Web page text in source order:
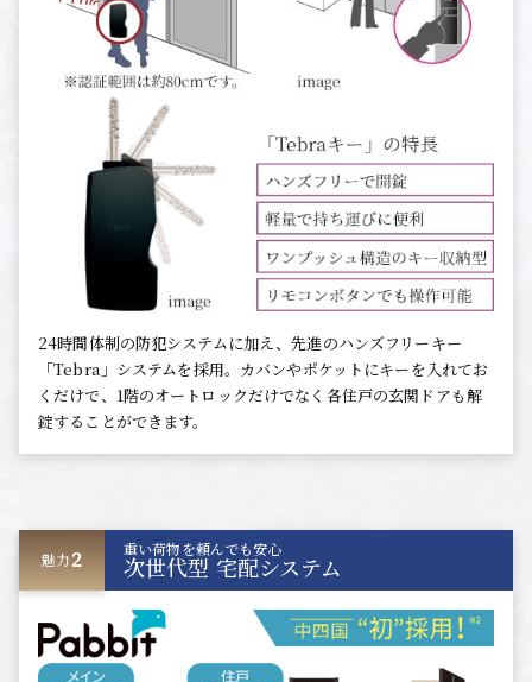
24時間体制の防犯システムに加え、先進のハンズフリーキー
「Tebra」システムを採用。カバンやポケットにキーを入れてお
くだけで、1階のオートロックだけでなく各住戸の玄関ドアも解
錠することができます。
魅力2 重い荷物を頼んでも安心
次世代型 宅配システム